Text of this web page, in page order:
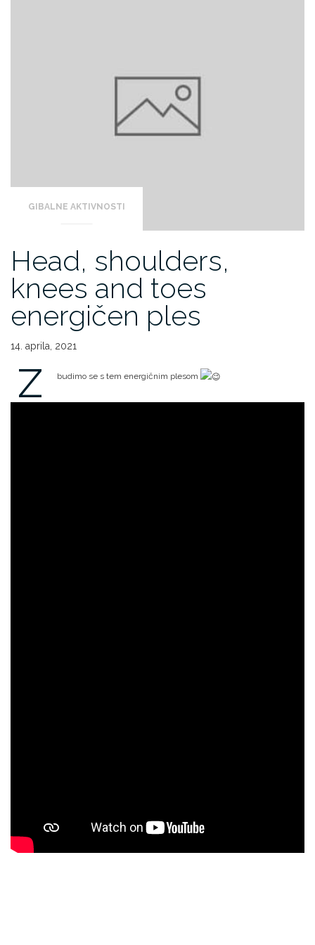
GIBALNE AKTIVNOSTI
Head, shoulders,
knees and toes
energičen ples
14. aprila, 2021
Z budimo se s tem energičnim plesom